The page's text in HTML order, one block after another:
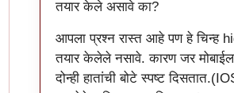
तयार केले असावे का?
आपला प्रश्न रास्त आहे पण हे चिन्ह
तयार केलेले नसावे. कारण जर
दोन्ही हातांची बोटे स्पष्ट